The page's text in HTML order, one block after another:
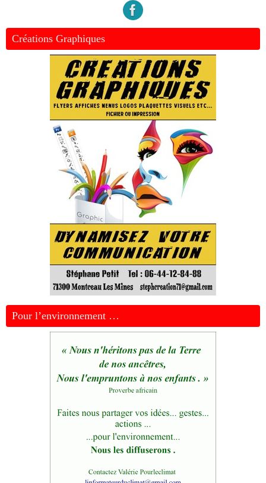
Créations Graphiques
Pour l’environnement …